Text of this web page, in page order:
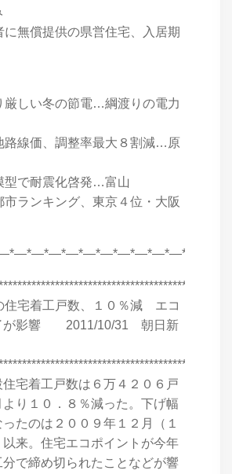
償提供の県営住宅、入居期
しい冬の節電…綱渡りの電力
線価、調整率最大８割減…原
で耐震化啓発…富山
ンキング、東京４位・大阪
宅着工戸数、１０％減 エコ
が影響 2011/10/31 朝日新
宅着工戸数は６万４２０６戸
り１０．８％減った。下げ幅
たのは２００９年１２月（１
以来。住宅エコポイントが今年
分で締め切られたことなどが響